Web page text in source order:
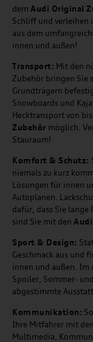
dem Audi Original
Schliff und verleihen
aus dem
innen und außen!
Transport: Mit den
Zubehör bringen Sie
Grundträgern
Snowboards und
Hecktransport von
Zubehör möglich.
Stauraum!
Komfort & Schutz:
niemals zu kurz
Lösungen für innen
Autoplanen.
dafür, dass Sie lange
sind Sie mit den
Sport & Design:
Geschmack aus und
innen und außen. Im
Spoiler, Sommer-
abgestimmte
Kommunikation:
Ihre Mitfahrer mit
Multimedia,